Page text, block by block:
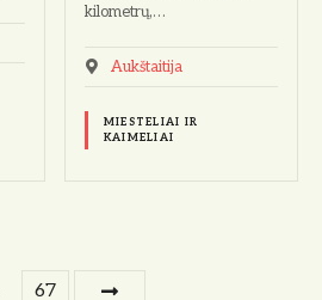
kilometrų,…
Aukštaitija
MIESTELIAI IR
KAIMELIAI
67